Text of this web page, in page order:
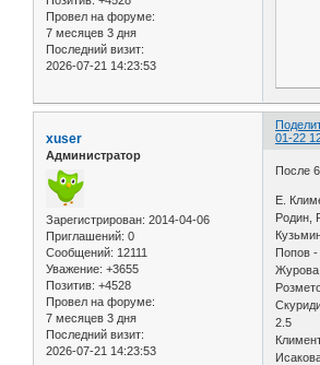
Провел на форуме:
7 месяцев 3 дня
Последний визит:
2026-07-21 14:23:53
01-22
xuser
Администратор
Зарегистрирован: 2014-04-06
Приглашений: 0
Сообщений: 12111
Уважение: +3655
Позитив: +4528
Провел на форуме:
7 месяцев 3 дня
Последний визит:
2026-07-21 14:23:53
После
Е.
Родин,
Попов -
2.5